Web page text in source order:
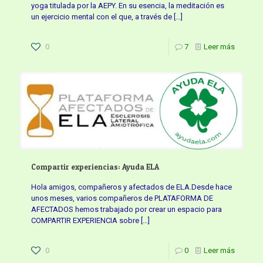
yoga titulada por la AEPY. En su esencia, la meditación es
un ejercicio mental con el que, a través de […]
0 7 Leer más
Compartir experiencias: Ayuda ELA
Hola amigos, compañeros y afectados de ELA.Desde hace
unos meses, varios compañeros de PLATAFORMA DE
AFECTADOS hemos trabajado por crear un espacio para
COMPARTIR EXPERIENCIA sobre […]
0 0 Leer más